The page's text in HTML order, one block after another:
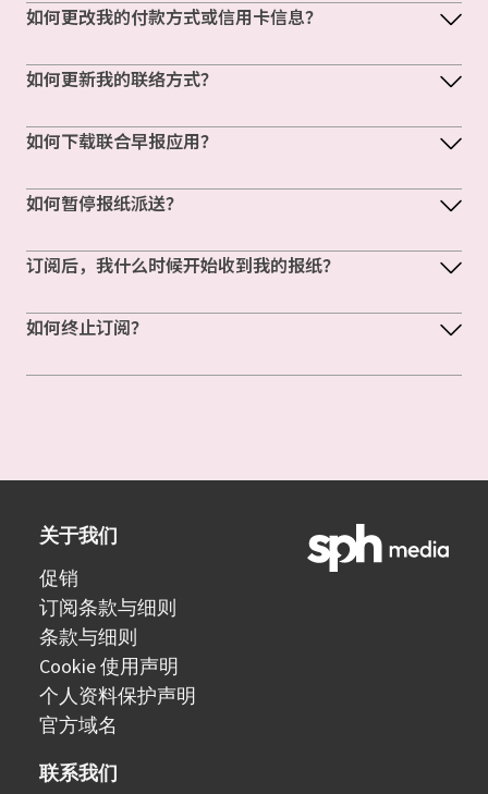
如何更改我的付款方式或信用卡信息？
如何更新我的联络方式？
如何下载联合早报应用？
如何暂停报纸派送？
订阅后，我什么时候开始收到我的报纸？
如何终止订阅？
关于我们
促销
订阅条款与细则
条款与细则
Cookie 使用声明
个人资料保护声明
官方域名
联系我们